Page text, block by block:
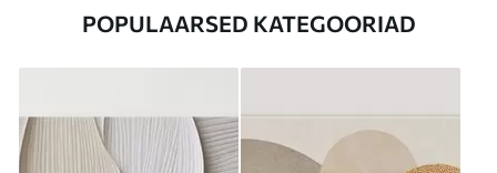
POPULAARSED KATEGOORIAD